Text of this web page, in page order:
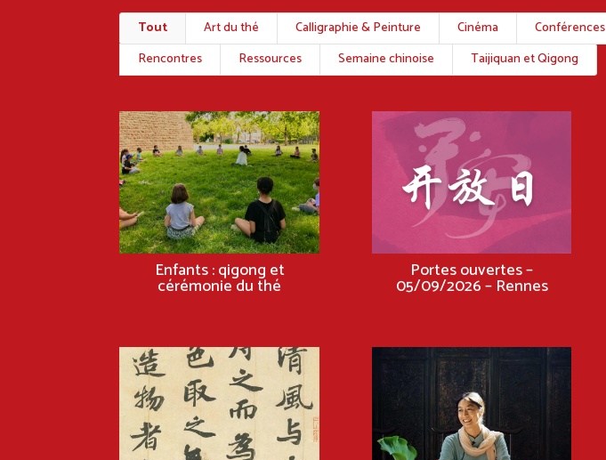
Tout Art du thé Calligraphie & Peinture Cinéma Conférences
Rencontres
Ressources Semaine chinoise Taijiquan et Qigong
Enfants : qigong et
cérémonie du thé
Portes ouvertes –
05/09/2026 – Rennes